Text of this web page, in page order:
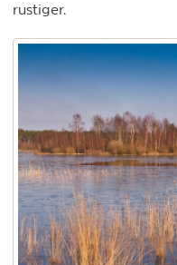
rustiger.